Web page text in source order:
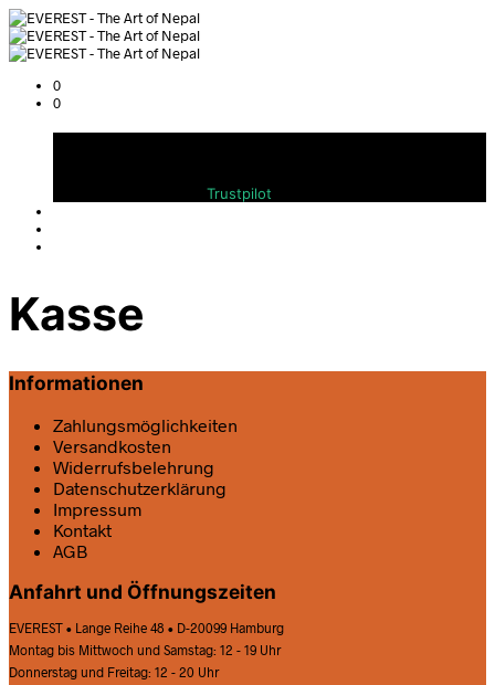
0
0
Trustpilot
Kasse
Informationen
Zahlungsmöglichkeiten
Versandkosten
Widerrufsbelehrung
Datenschutz­erklärung
Impressum
Kontakt
AGB
Anfahrt und Öffnungszeiten
EVEREST • Lange Reihe 48 • D-20099 Hamburg
Montag bis Mittwoch und Samstag: 12 - 19 Uhr
Donnerstag und Freitag: 12 - 20 Uhr